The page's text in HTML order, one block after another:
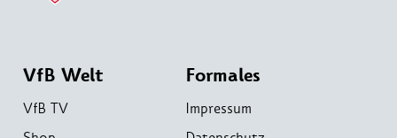
VfB Welt
VfB TV
Formales
Impressum